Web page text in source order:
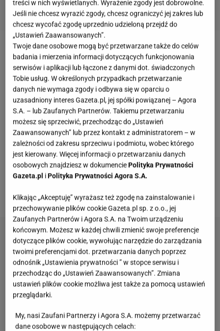
Nie będzie kłamstwem stwierdzenie, żepizzama
specjalne miejsce w naszych sercach i chętnie ją
robimy, zamawiamy i jemy. Za najlepszą na świecie
uchodzi pizza neapolitańska, jednak nie mniej
pyszna jest pizza rzymska, a także chicagowska na
grubym cieście. Dziś jednak trochę ułatwimy
maksymalnie przyspieszymy przepis na ciasto na
pizzę- jego wykonanie zajmuje dosłownie chwilę.
Mimo tego, że będzie gotowe tak szybko, będzie też
pyszne, delikatne i puszyste. Jak je zrobić? Najlepiej
już nagrzewaj piekarnik, to zaledwie momencik.
treści w nich wyświetlanych. Wyrażenie zgody jest dobrowolne.
Jeśli nie chcesz wyrazić zgody, chcesz ograniczyć jej zakres lub
chcesz wycofać zgodę uprzednio udzieloną przejdź do
„Ustawień Zaawansowanych”.
Twoje dane osobowe mogą być przetwarzane także do celów
badania i mierzenia informacji dotyczących funkcjonowania
serwisów i aplikacji lub łączone z danymi dot. świadczonych
Tobie usług. W określonych przypadkach przetwarzanie
danych nie wymaga zgody i odbywa się w oparciu o
uzasadniony interes Gazeta.pl, jej spółki powiązanej – Agora
S.A. – lub Zaufanych Partnerów. Takiemu przetwarzaniu
możesz się sprzeciwić, przechodząc do „Ustawień
Zaawansowanych” lub przez kontakt z administratorem – w
zależności od zakresu sprzeciwu i podmiotu, wobec którego
jest kierowany. Więcej informacji o przetwarzaniu danych
osobowych znajdziesz w dokumenciePolityka Prywatności
Gazeta.pl iPolityka Prywatności Agora S.A.
Klikając „Akceptuję” wyrażasz też zgodę na zainstalowanie i
przechowywanie plików cookie Gazeta.pl sp. z o.o., jej
Zaufanych Partnerów i Agora S.A. na Twoim urządzeniu
końcowym. Możesz w każdej chwili zmienić swoje preferencje
dotyczące plików cookie, wywołując narzędzie do zarządzania
twoimi preferencjami dot. przetwarzania danych poprzez
odnośnik „Ustawienia prywatności ” w stopce serwisu i
przechodząc do „Ustawień Zaawansowanych”. Zmiana
ustawień plików cookie możliwa jest także za pomocą ustawień
przeglądarki.
My, nasi Zaufani Partnerzy i Agora S.A. możemy przetwarzać
dane osobowe w następujących celach: